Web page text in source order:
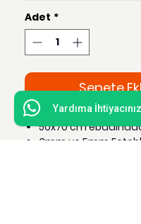
Adet *
Sepete
50x70 cm
3mm ve 5mm
Yardıma